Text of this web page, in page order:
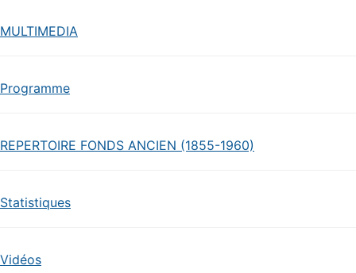
MULTIMEDIA
Programme
REPERTOIRE FONDS ANCIEN (1855-1960)
Statistiques
Vidéos